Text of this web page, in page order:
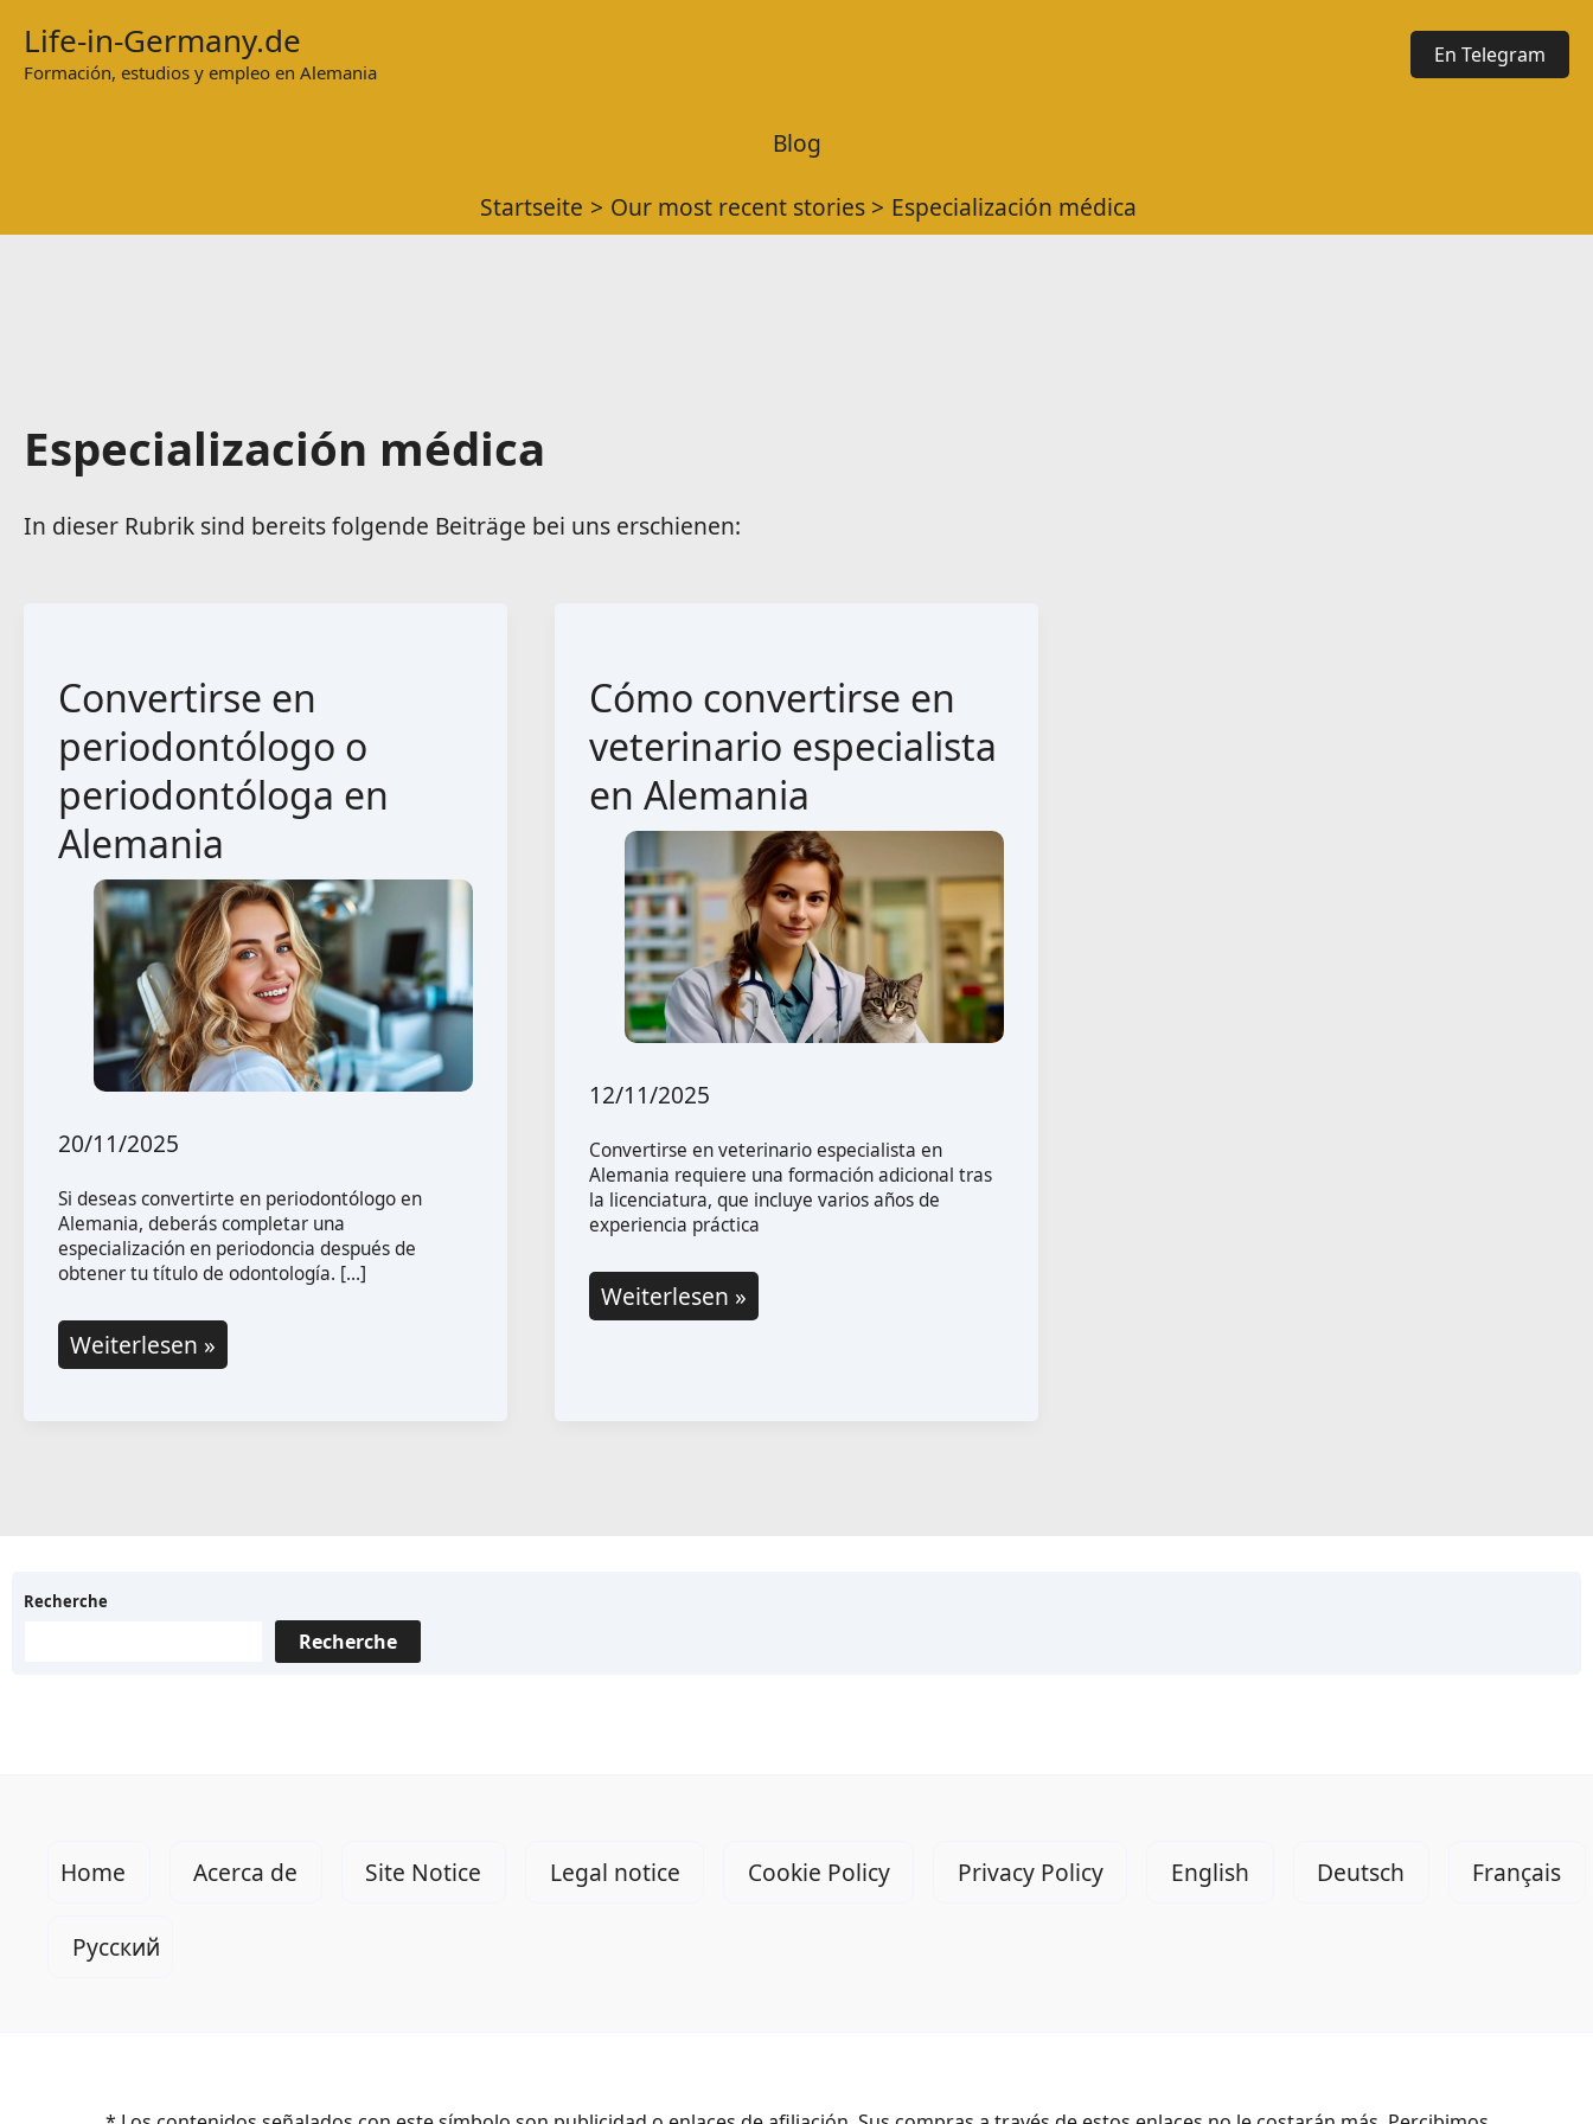
Inhalt
Life-in-Germany.de
Formación, estudios y empleo en Alemania
En Telegram
Blog
Startseite
Our most recent stories Especialización médica
Especialización médica
Convertirse en
periodontólogo o
periodontóloga en
Alemania
20/11/2025
Si deseas convertirte en periodontólogo en
Alemania, deberás completar una
especialización en periodoncia después de
obtener tu título de odontología. […]
Convertirse
Weiterlesen »
Cómo convertirse en
veterinario especialista
en Alemania
12/11/2025
Convertirse en veterinario especialista en
Alemania requiere una formación adicional tras
la licenciatura, que incluye varios años de
experiencia práctica
Cómo
Weiterlesen »
Recherche
Recherche
Home Acerca de Site Notice Legal notice Cookie Policy Privacy Policy English Deutsch Français
Русский